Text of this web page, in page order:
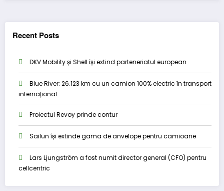
Recent Posts
DKV Mobility și Shell își extind parteneriatul european
Blue River: 26.123 km cu un camion 100% electric în transport
internațional
Proiectul Revoy prinde contur
Sailun își extinde gama de anvelope pentru camioane
Lars Ljungström a fost numit director general (CFO) pentru
cellcentric